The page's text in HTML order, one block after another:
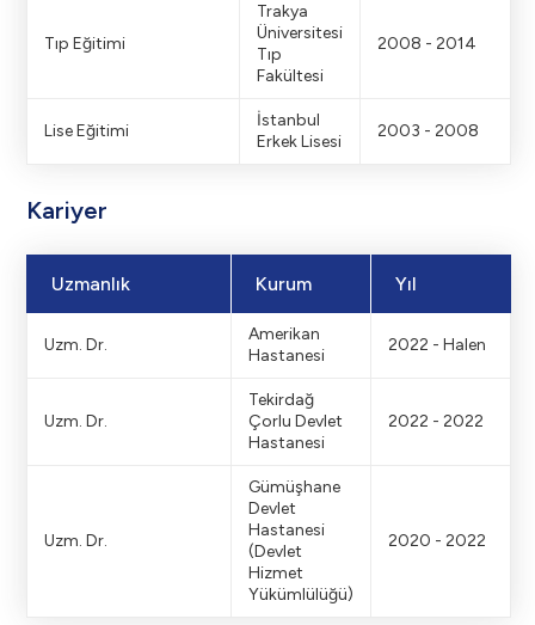
Tıp Eğitimi
Trakya
Üniversitesi
Tıp
Fakültesi
2008 - 2014
Lise Eğitimi
İstanbul
Erkek Lisesi
2003 - 2008
Kariyer
Uzmanlık Kurum Yıl
Uzm. Dr.
Amerikan
Hastanesi
2022 - Halen
Uzm. Dr.
Tekirdağ
Çorlu Devlet
Hastanesi
2022 - 2022
Uzm. Dr.
Gümüşhane
Devlet
Hastanesi
(Devlet
Hizmet
Yükümlülüğü)
2020 - 2022